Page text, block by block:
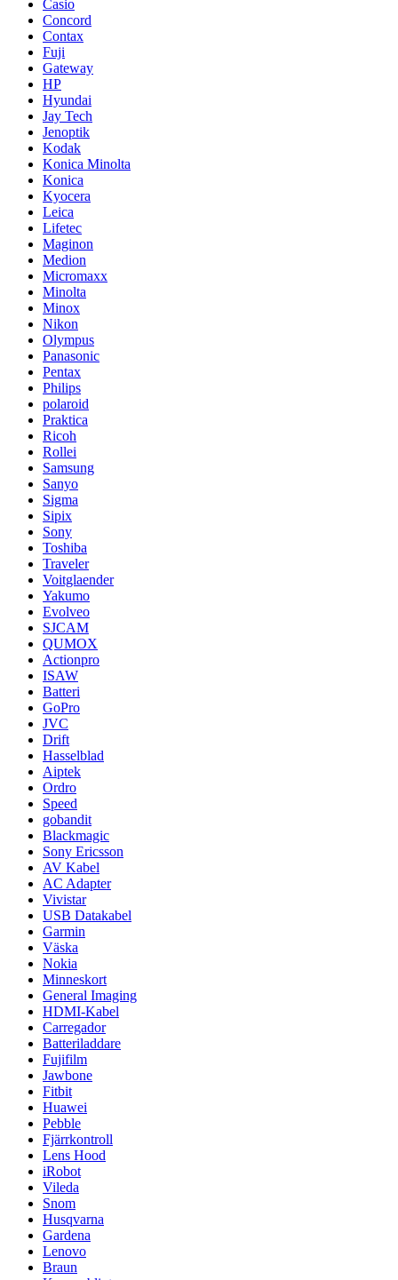
Casio
Concord
Contax
Fuji
Gateway
HP
Hyundai
Jay Tech
Jenoptik
Kodak
Konica Minolta
Konica
Kyocera
Leica
Lifetec
Maginon
Medion
Micromaxx
Minolta
Minox
Nikon
Olympus
Panasonic
Pentax
Philips
polaroid
Praktica
Ricoh
Rollei
Samsung
Sanyo
Sigma
Sipix
Sony
Toshiba
Traveler
Voitglaender
Yakumo
Evolveo
SJCAM
QUMOX
Actionpro
ISAW
Batteri
GoPro
JVC
Drift
Hasselblad
Aiptek
Ordro
Speed
gobandit
Blackmagic
Sony Ericsson
AV Kabel
AC Adapter
Vivistar
USB Datakabel
Garmin
Väska
Nokia
Minneskort
General Imaging
HDMI-Kabel
Carregador
Batteriladdare
Fujifilm
Jawbone
Fitbit
Huawei
Pebble
Fjärrkontroll
Lens Hood
iRobot
Vileda
Snom
Husqvarna
Gardena
Lenovo
Braun